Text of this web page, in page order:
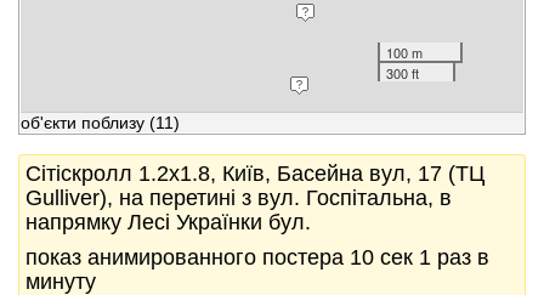
100 m
300 ft
об'єкти поблизу (11)
Сітіскролл 1.2x1.8, Київ, Басейна вул, 17 (ТЦ
Gulliver), на перетині з вул. Госпітальна, в
напрямку Лесі Українки бул.
показ анимированного постера 10 сек 1 раз в
минуту